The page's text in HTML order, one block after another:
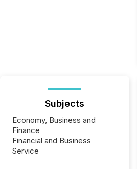
Subjects
Economy, Business and
Finance
Financial and Business
Service